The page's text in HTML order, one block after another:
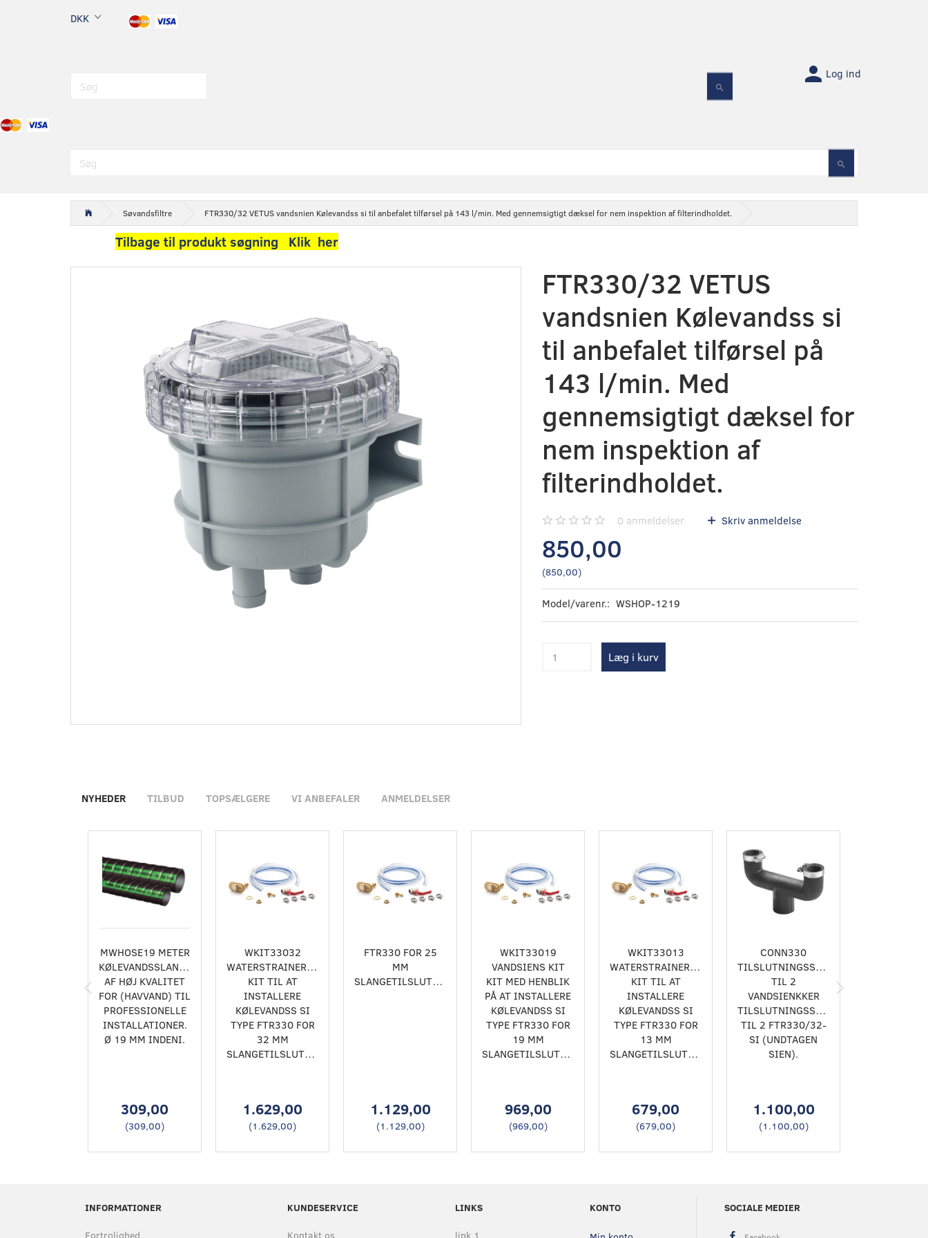
DKK
Log ind
Søvandsfiltre FTR330/32 VETUS vandsnien Kølevandss si til anbefalet tilførsel på 143 l/min. Med gennemsigtigt dæksel for nem inspektion af filterindholdet.
Tilbage til produkt søgning Klik her
FTR330/32 VETUS
vandsnien Kølevandss si
til anbefalet tilførsel på
143 l/min. Med
gennemsigtigt dæksel for
nem inspektion af
filterindholdet.
0 anmeldelser Skriv anmeldelse
850,00
(850,00)
Model/varenr.: WSHOP-1219
Læg i kurv
NYHEDER TILBUD TOPSÆLGERE VI ANBEFALER ANMELDELSER
MWHOSE19 METER
KØLEVANDSSLANGE
AF HØJ KVALITET
FOR (HAVVAND) TIL
PROFESSIONELLE
INSTALLATIONER.
Ø 19 MM INDENI.
309,00
(309,00)
WKIT33032
WATERSTRAINERKIT
KIT TIL AT
INSTALLERE
KØLEVANDSS SI
TYPE FTR330 FOR
32 MM
SLANGETILSLUTNING.
1.629,00
(1.629,00)
FTR330 FOR 25
MM
SLANGETILSLUTNING.
1.129,00
(1.129,00)
WKIT33019
VANDSIENS KIT
KIT MED HENBLIK
PÅ AT INSTALLERE
KØLEVANDSS SI
TYPE FTR330 FOR
19 MM
SLANGETILSLUTNING.
969,00
(969,00)
WKIT33013
WATERSTRAINERKIT
KIT TIL AT
INSTALLERE
KØLEVANDSS SI
TYPE FTR330 FOR
13 MM
SLANGETILSLUTNING.
679,00
(679,00)
CONN330
TILSLUTNINGSSÆT
TIL 2
VANDSIENKKER
TILSLUTNINGSSÆT
TIL 2 FTR330/32-
SI (UNDTAGEN
SIEN).
1.100,00
(1.100,00)
INFORMATIONER
Fortrolighed
KUNDESERVICE
Kontakt os
LINKS
link 1
KONTO SOCIALE MEDIER